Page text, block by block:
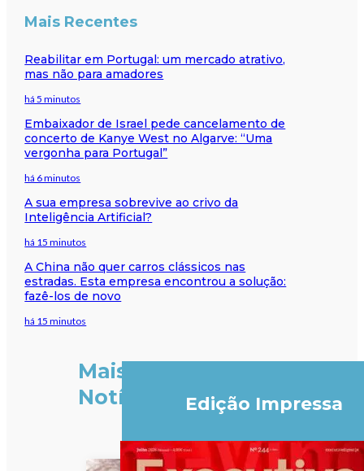
Mais Recentes
Reabilitar em Portugal: um mercado atrativo,
mas não para amadores
há 5 minutos
Embaixador de Israel pede cancelamento de
concerto de Kanye West no Algarve: “Uma
vergonha para Portugal”
há 6 minutos
A sua empresa sobrevive ao crivo da
Inteligência Artificial?
há 15 minutos
A China não quer carros clássicos nas
estradas. Esta empresa encontrou a solução:
fazê-los de novo
há 15 minutos
Mais
Notícias
Edição Impressa